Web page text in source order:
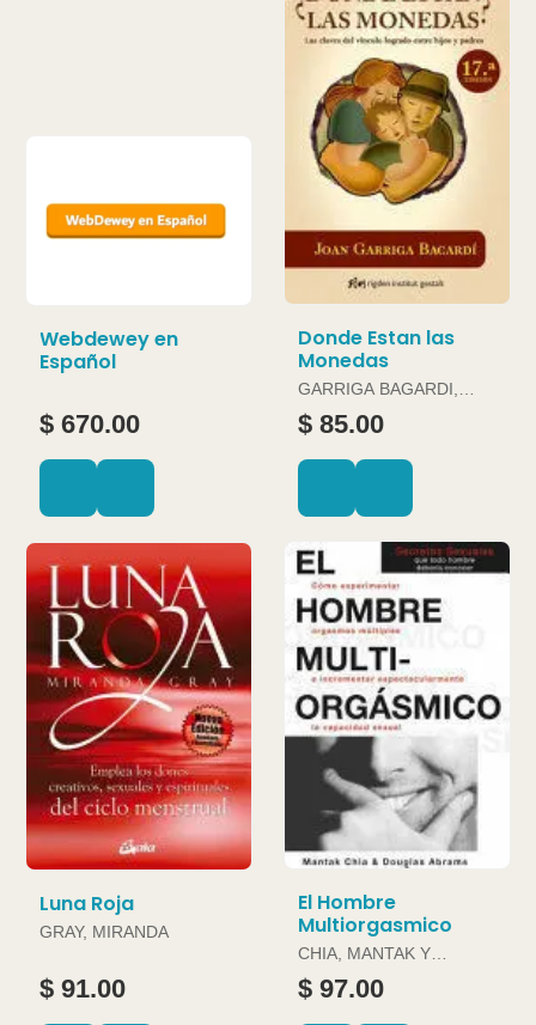
Webdewey en
Español
$ 670.00
Donde Estan las
Monedas
GARRIGA BAGARDI,
JOAN
$ 85.00
Luna Roja
GRAY, MIRANDA
$ 91.00
El Hombre
Multiorgasmico
CHIA, MANTAK Y
DOUGLAS ABRAMS
$ 97.00